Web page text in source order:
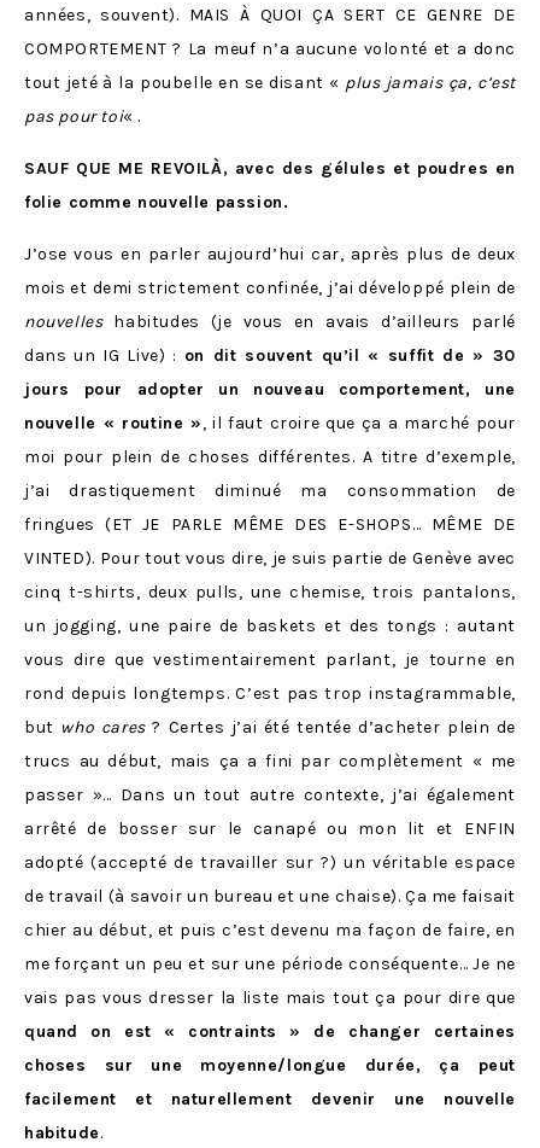
années, souvent). MAIS À QUOI ÇA SERT CE GENRE DE
COMPORTEMENT ? La meuf n’a aucune volonté et a donc
tout jeté à la poubelle en se disant « plus jamais ça, c’est
pas pour toi« .
SAUF QUE ME REVOILÀ, avec des gélules et poudres en
folie comme nouvelle passion.
J’ose vous en parler aujourd’hui car, après plus de deux
mois et demi strictement confinée, j’ai développé plein de
nouvelleshabitudes (je vous en avais d’ailleurs parlé
dans un IG Live) : on dit souvent qu’il « suffit de » 30
jours pour adopter un nouveau comportement, une
nouvelle « routine », il faut croire que ça a marché pour
moi pour plein de choses différentes. A titre d’exemple,
j’ai drastiquement diminué ma consommation de
fringues (ET JE PARLE MÊME DES E-SHOPS… MÊME DE
VINTED). Pour tout vous dire, je suis partie de Genève avec
cinq t-shirts, deux pulls, une chemise, trois pantalons,
un jogging, une paire de baskets et des tongs : autant
vous dire que vestimentairement parlant, je tourne en
rond depuis longtemps. C’est pas trop instagrammable,
but who cares? Certes j’ai été tentée d’acheter plein de
trucs au début, mais ça a fini par complètement « me
passer »… Dans un tout autre contexte, j’ai également
arrêté de bosser sur le canapé ou mon lit et ENFIN
adopté (accepté de travailler sur ?) un véritable espace
de travail (à savoir un bureau et une chaise). Ça me faisait
chier au début, et puis c’est devenu ma façon de faire, en
me forçant un peu et sur une période conséquente… Je ne
vais pas vous dresser la liste mais tout ça pour dire que
quand on est « contraints » de changer certaines
choses sur une moyenne/longue durée, ça peut
facilement et naturellement devenir une nouvelle
habitude.